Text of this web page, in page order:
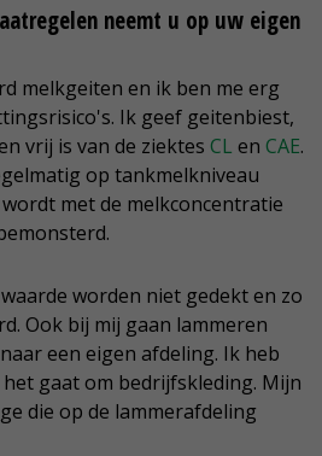
neemt u op uw eigen
melkgeiten en ik ben me erg
Ik geef geitenbiest,
vrij is van de ziektes CL en CAE.
op tankmelkniveau
met de melkconcentratie
worden niet gedekt en zo
Ook bij mij gaan lammeren
een eigen afdeling. Ik heb
gaat om bedrijfskleding. Mijn
die op de lammerafdeling